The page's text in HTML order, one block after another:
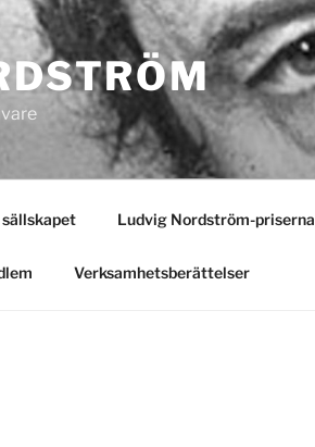
sällskapet Ludvig Nordström-priserna
Verksamhetsberättelser